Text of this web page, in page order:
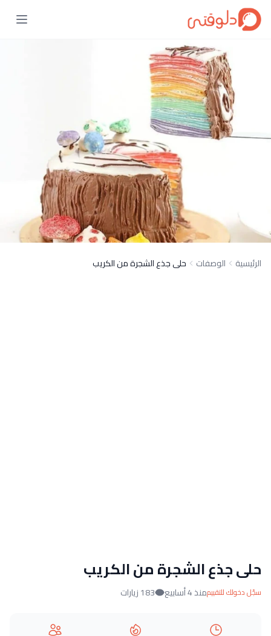
الرئيسية الوصفات حلى جذع الشجرة من الكريب
حلى جذع الشجرة من الكريب
سجّل دخولك للتقييممنذ 4 أسابيع 183 زيارات